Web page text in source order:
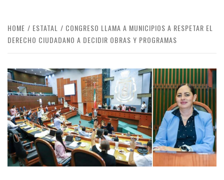
HOME ESTATAL
CONGRESO LLAMA A MUNICIPIOS A RESPETAR EL
DERECHO CIUDADANO A DECIDIR OBRAS Y PROGRAMAS